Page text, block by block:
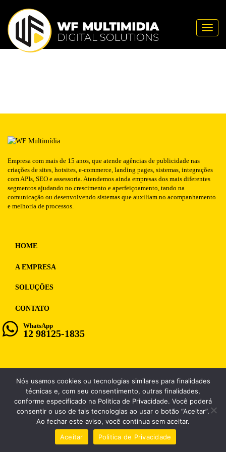
BEM-ESTAR-CONVIVÊNCIA-
Publicado em: 05/02/2020
Empresa com mais de 15 anos, que atende agências de publicidade nas
criações de sites, hotsites, e-commerce, landing pages, sistemas, integrações
com APIs, SEO e assessoria. Atendemos ainda empresas dos mais diferentes
segmentos ajudando no crescimento e aperfeiçoamento, tando na
comunicação ou desenvolvendo sistemas que auxiliam no acompanhamento
e melhoria de processos.
HOME
A EMPRESA
SOLUÇÕES
CONTATO
WhatsApp
12 98125-1835
WF MULTIMIDIA, CNPJ: 12.028.859/0001-98
Nós usamos cookies ou tecnologias similares para finalidades
técnicas e, com seu consentimento, outras finalidades,
conforme especificado na Politica de Privacidade. Você poderá
consentir o uso de tais tecnologias ao usar o botão “Aceitar”.
Ao fechar este aviso, você continua sem aceitar.
Aceitar
Politica de Privacidade